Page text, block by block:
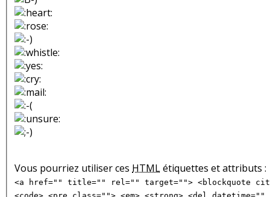
Vous pourriez utiliser ces HTMLétiquettes et attributs :
<a href="" title="" rel="" target=""> <blockquote